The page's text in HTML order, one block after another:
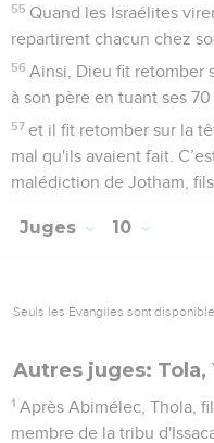
55 Quand les Israélites
repartirent chacun chez
56 Ainsi, Dieu fit retomber
à son père en tuant ses 70
57 et il fit retomber sur la
mal qu'ils avaient fait.
malédiction de Jotham,
Juges 10
Seuls les Évangiles sont
Autres juges: Tola,
1 Après Abimélec, Thola,
membre de la tribu